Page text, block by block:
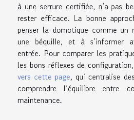
à une serrure certifiée, n’a pas
rester efficace. La bonne
penser la domotique comme un
une béquille, et à s’informer
entrée. Pour comparer les
les bons réflexes de
vers cette page, qui centralise
comprendre l’équilibre entre
maintenance.